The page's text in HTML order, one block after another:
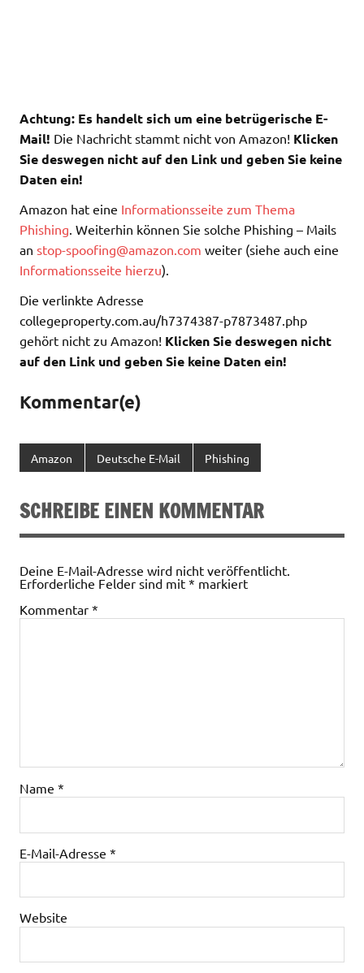
Achtung: Es handelt sich um eine betrügerische E-
Mail! Die Nachricht stammt nicht von Amazon! Klicken
Sie deswegen nicht auf den Link und geben Sie keine
Daten ein!
Amazon hat eine Informationsseite zum Thema
Phishing. Weiterhin können Sie solche Phishing – Mails
an stop-spoofing@amazon.com weiter (siehe auch eine
Informationsseite hierzu).
Die verlinkte Adresse
collegeproperty.com.au/h7374387-p7873487.php
gehört nicht zu Amazon! Klicken Sie deswegen nicht
auf den Link und geben Sie keine Daten ein!
Kommentar(e)
Amazon Deutsche E-Mail Phishing
SCHREIBE EINEN KOMMENTAR
Deine E-Mail-Adresse wird nicht veröffentlicht.
Erforderliche Felder sind mit * markiert
Kommentar *
Name *
E-Mail-Adresse *
Website